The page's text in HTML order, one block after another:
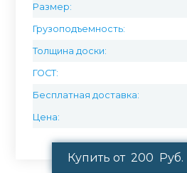
Размер:
Грузоподъемность:
Толщина доски:
ГОСТ:
Бесплатная доставка:
Цена:
Купить от 200 Руб.